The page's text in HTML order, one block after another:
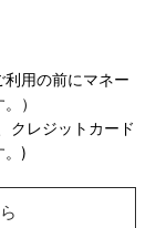
利用の前にマネー
）
クレジットカード
。)